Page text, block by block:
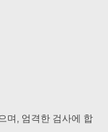
며, 엄격한 검사에 합